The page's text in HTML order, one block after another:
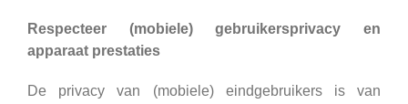
Respecteer (mobiele) gebruikersprivacy en
apparaat prestaties
De privacy van (mobiele) eindgebruikers is van